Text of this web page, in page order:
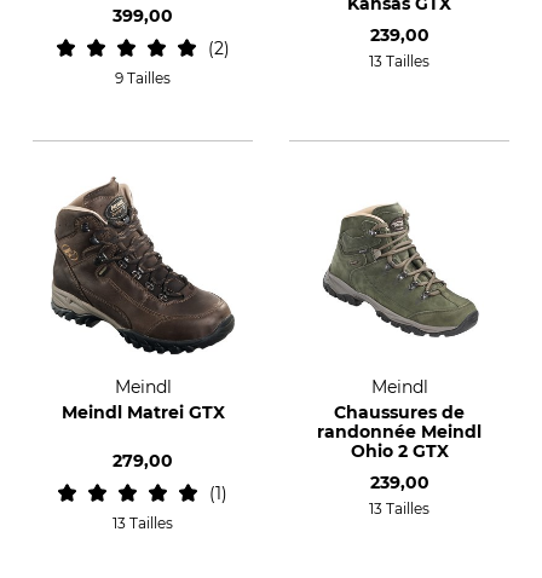
399,00
2
9 Tailles
239,00
13 Tailles
Meindl
Meindl Matrei GTX
279,00
1
13 Tailles
Meindl
Chaussures de
randonnée Meindl
Ohio 2 GTX
239,00
13 Tailles